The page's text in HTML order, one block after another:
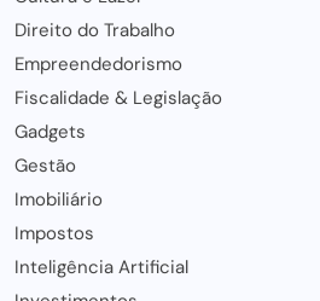
Direito do Trabalho
Empreendedorismo
Fiscalidade & Legislação
Gadgets
Gestão
Imobiliário
Impostos
Inteligência Artificial